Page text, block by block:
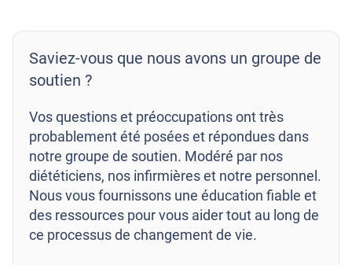
Saviez-vous que nous avons un groupe de
soutien ?
Vos questions et préoccupations ont très
probablement été posées et répondues dans
notre groupe de soutien. Modéré par nos
diététiciens, nos infirmières et notre personnel.
Nous vous fournissons une éducation fiable et
des ressources pour vous aider tout au long de
ce processus de changement de vie.